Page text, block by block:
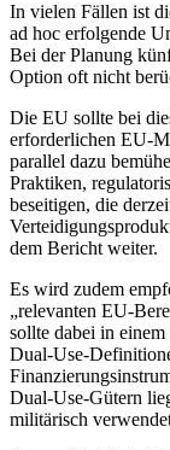
In vielen Fällen ist
ad hoc erfolgende
Bei der Planung
Option oft nicht
Die EU sollte bei
erforderlichen EU-
parallel dazu
Praktiken,
beseitigen, die
dem Bericht weiter.
Es wird zudem
„relevanten EU-
sollte dabei in
Dual-Use-
Dual-Use-Gütern
militärisch